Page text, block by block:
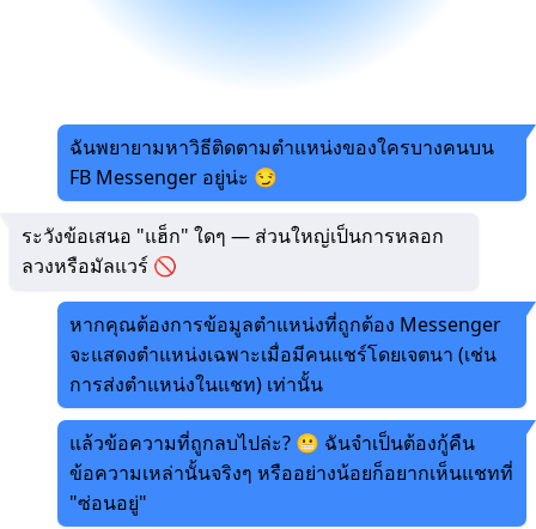
ฉันพยายามหาวิธีติดตามตำแหน่งของใครบางคนบน
FB Messenger อยู่น่ะ 😏
ระวังข้อเสนอ "แฮ็ก" ใดๆ — ส่วนใหญ่เป็นการหลอก
ลวงหรือมัลแวร์ 🚫
หากคุณต้องการข้อมูลตำแหน่งที่ถูกต้อง Messenger
จะแสดงตำแหน่งเฉพาะเมื่อมีคนแชร์โดยเจตนา (เช่น
การส่งตำแหน่งในแชท) เท่านั้น
แล้วข้อความที่ถูกลบไปล่ะ? 😬 ฉันจำเป็นต้องกู้คืน
ข้อความเหล่านั้นจริงๆ หรืออย่างน้อยก็อยากเห็นแชทที่
"ซ่อนอยู่"